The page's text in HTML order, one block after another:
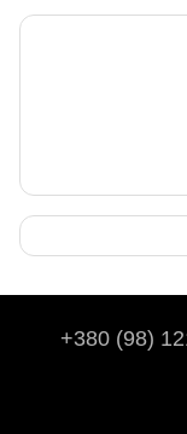
+380 (98)